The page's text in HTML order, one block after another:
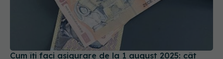
Cum îți faci asigurare de la 1 august 2025: cât
plătești, cum plătești. Descarcă formularul 212
01 aug 2025, 15:27